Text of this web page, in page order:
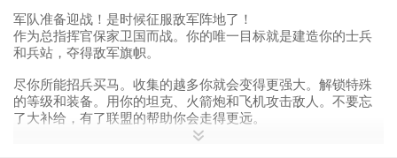
军队准备迎战！是时候征服敌军阵地了！
作为总指挥官保家卫国而战。你的唯一目标就是建造你的士兵
和兵站，夺得敌军旗帜。
尽你所能招兵买马。收集的越多你就会变得更强大。解锁特殊
的等级和装备。用你的坦克、火箭炮和飞机攻击敌人。不要忘
了大补给，有了联盟的帮助你会走得更远。